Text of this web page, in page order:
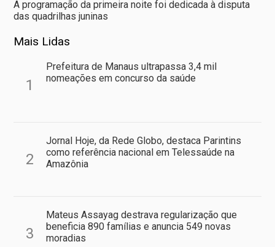
A programação da primeira noite foi dedicada à disputa
das quadrilhas juninas
Mais Lidas
1
Prefeitura de Manaus ultrapassa 3,4 mil
nomeações em concurso da saúde
2
Jornal Hoje, da Rede Globo, destaca Parintins
como referência nacional em Telessaúde na
Amazônia
3
Mateus Assayag destrava regularização que
beneficia 890 famílias e anuncia 549 novas
moradias